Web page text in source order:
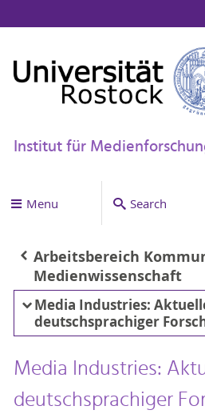
Institut für
Menu Search
Arbeitsbereich
Medienwissenschaft
Media Industries:
deutschsprachiger
Media Industries:
deutschsprachiger